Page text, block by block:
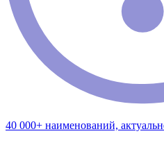
40 000+ наименований,